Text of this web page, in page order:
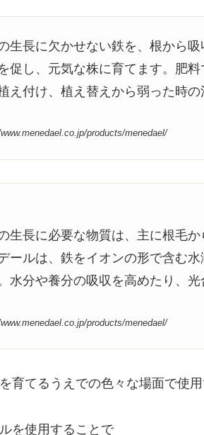
生長に欠かせない鉄を、根から
促し、元気な株に育てます。肥
え付け、植え替えから弱った時
products/menedael/
生長に必要な物質は、主に根毛
ールは、鉄をイオンの形で含む
水分や養分の吸収を高めたり、
products/menedael/
育てるうえでの色々な場面で使
を使用することで